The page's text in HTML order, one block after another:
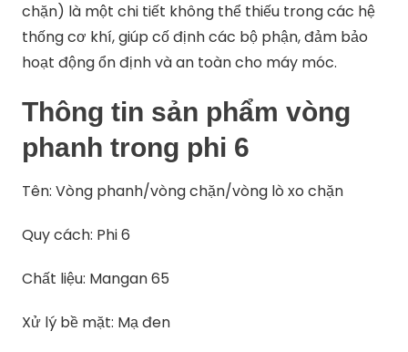
chặn) là một chi tiết không thể thiếu trong các hệ
thống cơ khí, giúp cố định các bộ phận, đảm bảo
hoạt động ổn định và an toàn cho máy móc.
Thông tin sản phẩm vòng
phanh trong phi 6
Tên: Vòng phanh/vòng chặn/vòng lò xo chặn
Quy cách: Phi 6
Chất liệu: Mangan 65
Xử lý bề mặt: Mạ đen